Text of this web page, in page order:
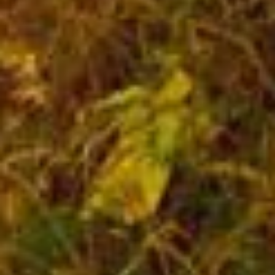
гроздьев с ягодами много
висит, то осенние месяцы
ожидаются ненастные
Если ягод мало, значит,
осень будет погожая
и сухая.
Если листья на деревьях
к этому дню все
пожелтели, ждали
суровую зиму.
18 сентября выкапывают
луковицы цветущих
растений и отправляют
их в погреб на хранение
до весны. По ним
определяют, какой будет
погода зимой. Если
на луковичках кожица
ожидается мягкая
и теплая.